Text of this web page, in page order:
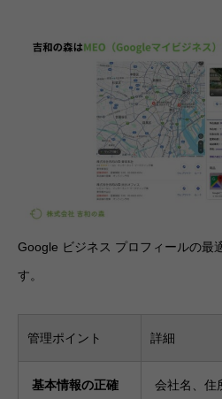
Google ビジネス プロフィールの最
す。
管理ポイント 詳細
基本情報の正確
会社名、住